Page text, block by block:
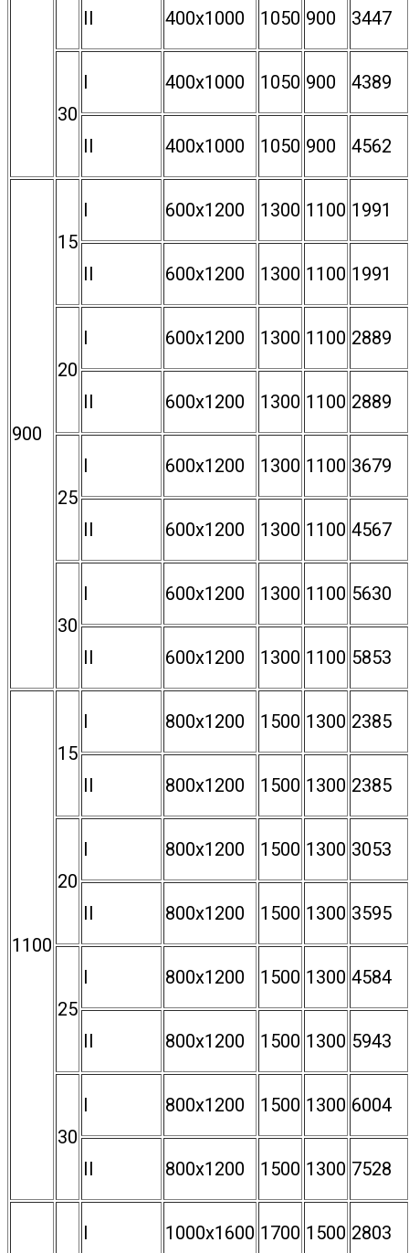
II 400х1000 1050 900 3447
30
I 400х1000 1050 900 4389
II 400х1000 1050 900 4562
900
15
I 600х1200 1300 1100 1991
II 600х1200 1300 1100 1991
20
I 600х1200 1300 1100 2889
II 600х1200 1300 1100 2889
25
I 600х1200 1300 1100 3679
II 600х1200 1300 1100 4567
30
I 600х1200 1300 1100 5630
II 600х1200 1300 1100 5853
1100
15
I 800х1200 1500 1300 2385
II 800х1200 1500 1300 2385
20
I 800х1200 1500 1300 3053
II 800х1200 1500 1300 3595
25
I 800х1200 1500 1300 4584
II 800х1200 1500 1300 5943
30
I 800х1200 1500 1300 6004
II 800х1200 1500 1300 7528
I 1000х1600 1700 1500 2803